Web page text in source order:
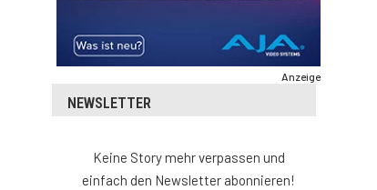
Anzeige
NEWSLETTER
Keine Story mehr verpassen und
einfach den Newsletter abonnieren!